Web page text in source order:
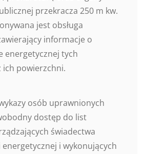
przekracza 250 m kw.
jest obsługa
informacje o
energetycznej tych
powierzchni.
osób uprawnionych
dostęp do list
świadectwa
i wykonujących